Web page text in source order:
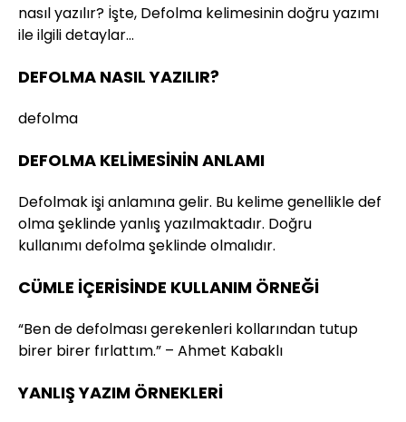
nasıl yazılır? İşte, Defolma kelimesinin doğru yazımı
ile ilgili detaylar…
DEFOLMA NASIL YAZILIR?
defolma
DEFOLMA KELİMESİNİN ANLAMI
Defolmak işi anlamına gelir. Bu kelime genellikle def
olma şeklinde yanlış yazılmaktadır. Doğru
kullanımı defolma şeklinde olmalıdır.
CÜMLE İÇERİSİNDE KULLANIM ÖRNEĞİ
“Ben de defolması gerekenleri kollarından tutup
birer birer fırlattım.” – Ahmet Kabaklı
YANLIŞ YAZIM ÖRNEKLERİ